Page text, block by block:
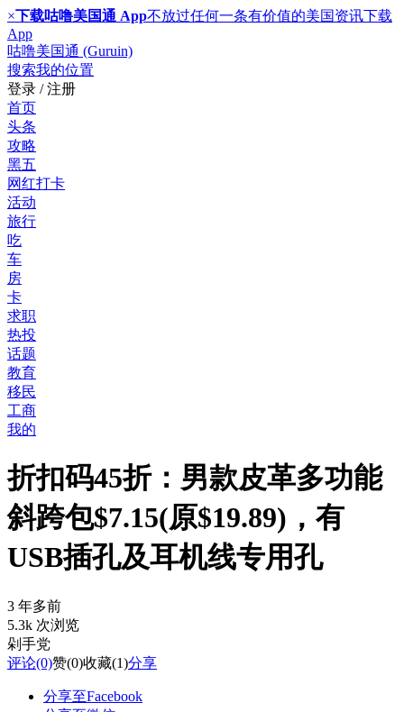
×下载咕噜美国通 App不放过任何一条有价值的美国资讯下载
App
咕噜美国通 (Guruin)
搜索我的位置
登录 / 注册
首页
头条
攻略
黑五
网红打卡
活动
旅行
吃
车
房
卡
求职
热投
话题
教育
移民
工商
我的
折扣码45折：男款皮革多功能
斜跨包$7.15(原$19.89)，有
USB插孔及耳机线专用孔
3 年多前
5.3k 次浏览
剁手党
评论(0)赞(0)收藏(1)分享
分享至Facebook